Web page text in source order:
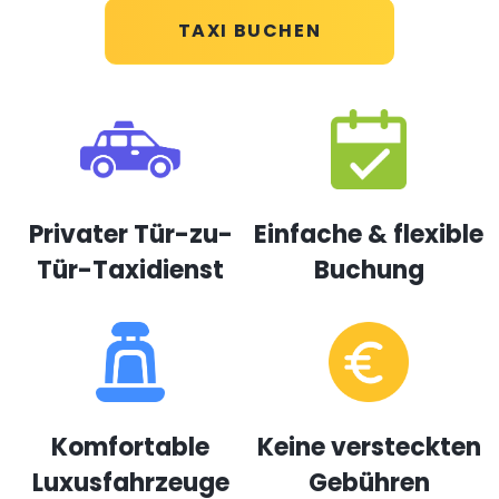
TAXI BUCHEN
Privater Tür-zu-
Tür-Taxidienst
Einfache & flexible
Buchung
Komfortable
Luxusfahrzeuge
Keine versteckten
Gebühren